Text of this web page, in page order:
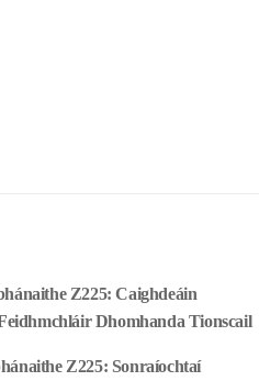
Z225: Caighdeáin
Dhomhanda Tionscail
Z225: Sonraíochtaí